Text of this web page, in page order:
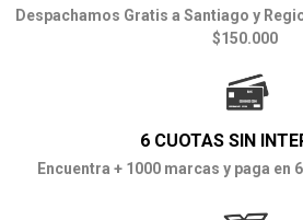
Despachamos Gratis a Santiago y
$150.000
6 CUOTAS SIN
Encuentra + 1000 marcas y paga en